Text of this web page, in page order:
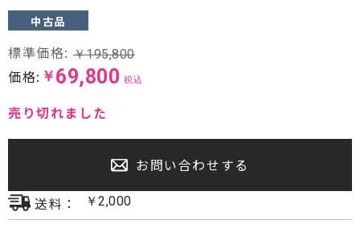
AVアンプ
ＴＶ・レコーダー・プレーヤー
プロジェクター・スクリーン
センタースピーカー・サブウーファー
中古品
標準価格: ￥195,800
価格: ￥ 69,800 税込
売り切れました
お問い合わせする
送料：
￥2,000